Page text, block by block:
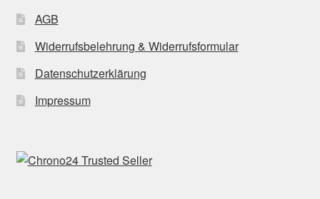
AGB
Widerrufsbelehrung & Widerrufsformular
Datenschutzerklärung
Impressum